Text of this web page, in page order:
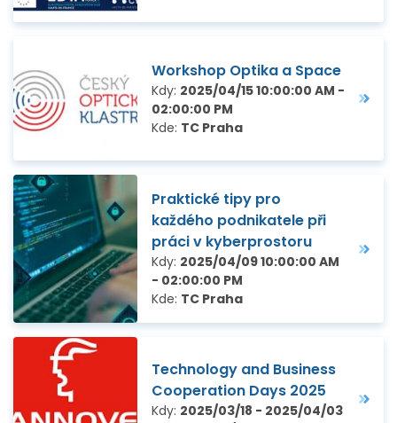
Workshop Optika a Space
Kdy: 2025/04/15 10:00:00 AM -
02:00:00 PM
Kde: TC Praha
Praktické tipy pro
každého podnikatele při
práci v kyberprostoru
Kdy: 2025/04/09 10:00:00 AM
- 02:00:00 PM
Kde: TC Praha
Technology and Business
Cooperation Days 2025
Kdy: 2025/03/18 - 2025/04/03